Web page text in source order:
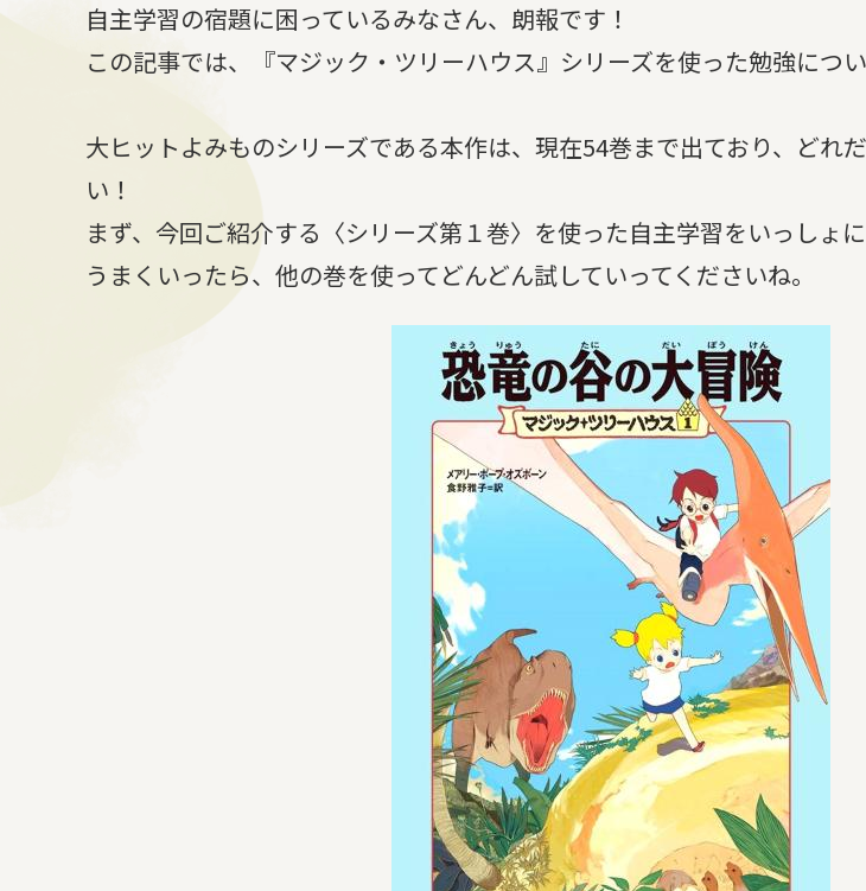
自主学習の宿題に困っているみなさん、朗報です！
この記事では、『マジック・ツリーハウス』シリーズを使った勉強につい
大ヒットよみものシリーズである本作は、現在54巻まで出ており、どれ
い！
まず、今回ご紹介する〈シリーズ第１巻〉を使った自主学習をいっしょ
うまくいったら、他の巻を使ってどんどん試していってくださいね。